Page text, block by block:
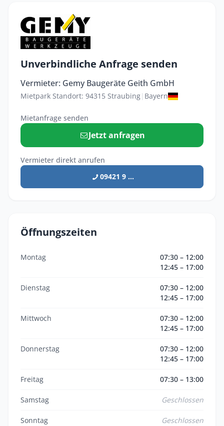
Unverbindliche Anfrage senden
Vermieter: Gemy Baugeräte Geith GmbH
Mietpark Standort: 94315 Straubing| Bayern
Mietanfrage senden
Jetzt anfragen
Vermieter direkt anrufen
09421 9 ...
Öffnungszeiten
Montag
07:30 – 12:00
12:45 – 17:00
Dienstag
07:30 – 12:00
12:45 – 17:00
Mittwoch
07:30 – 12:00
12:45 – 17:00
Donnerstag
07:30 – 12:00
12:45 – 17:00
Freitag 07:30 – 13:00
Samstag Geschlossen
Sonntag Geschlossen